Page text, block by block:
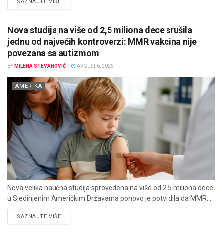
SAZNAJTE VIŠEDETAILS
Nova studija na više od 2,5 miliona dece srušila
jednu od najvećih kontroverzi: MMR vakcina nije
povezana sa autizmom
BY MILENA STEVANOVIĆ AVGUST 6, 2026
AMERIKA
Nova velika naučna studija sprovedena na više od 2,5 miliona dece
u Sjedinjenim Američkim Državama ponovo je potvrdila da MMR...
SAZNAJTE VIŠEDETAILS